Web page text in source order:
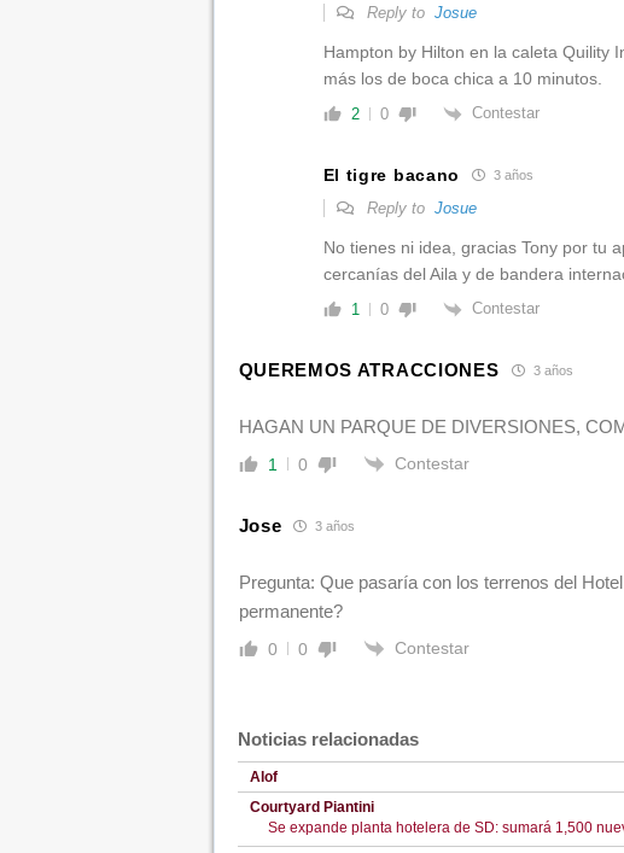
Reply to Josue
Hampton by Hilton en la caleta Quility
más los de boca chica a 10 minutos.
2 0 Contestar
El tigre bacano 3 años
Reply to Josue
No tienes ni idea, gracias Tony por tu
cercanías del Aila y de bandera
1 0 Contestar
QUEREMOS ATRACCIONES 3 años
HAGAN UN PARQUE DE DIVERSIONES,
1 0 Contestar
Jose 3 años
Pregunta: Que pasaría con los terrenos del
permanente?
0 0 Contestar
Noticias relacionadas
Alof
Courtyard Piantini
Se expande planta hotelera de SD: sumará 1,500